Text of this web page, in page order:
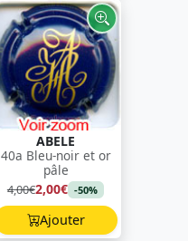
ABELE
40a Bleu-noir et or
pâle
4,00€2,00€ -50%
Ajouter